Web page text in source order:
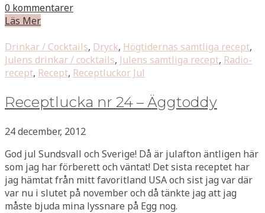
0 kommentarer
Läs Mer
Drinkar / Cocktails, Dryck, Högtidernas samtliga recept,
Julens drinkar / cocktails, Julens samtliga recept, Radio-
recept, Recept, Receptluckor Jul
Receptlucka nr 24 – Äggtoddy
24 december, 2012
God jul Sundsvall och Sverige! Då är julafton äntligen här
som jag har förberett och väntat! Det sista receptet har
jag hämtat från mitt favoritland USA och sist jag var där
var nu i slutet på november och då tänkte jag att jag
måste bjuda mina lyssnare på Egg nog.